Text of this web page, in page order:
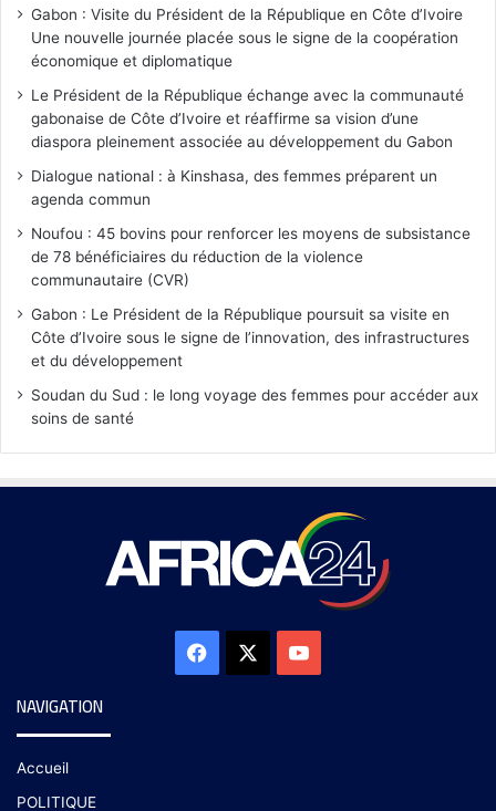
Gabon : Visite du Président de la République en Côte d’Ivoire
Une nouvelle journée placée sous le signe de la coopération
économique et diplomatique
Le Président de la République échange avec la communauté
gabonaise de Côte d’Ivoire et réaffirme sa vision d’une
diaspora pleinement associée au développement du Gabon
Dialogue national : à Kinshasa, des femmes préparent un
agenda commun
Noufou : 45 bovins pour renforcer les moyens de subsistance
de 78 bénéficiaires du réduction de la violence
communautaire (CVR)
Gabon : Le Président de la République poursuit sa visite en
Côte d’Ivoire sous le signe de l’innovation, des infrastructures
et du développement
Soudan du Sud : le long voyage des femmes pour accéder aux
soins de santé
NAVIGATION
Accueil
POLITIQUE